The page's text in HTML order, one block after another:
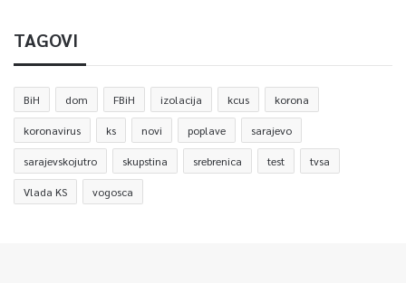
TAGOVI
BiH dom FBiH izolacija kcus korona
koronavirus ks novi poplave sarajevo
sarajevskojutro skupstina srebrenica test tvsa
Vlada KS vogosca